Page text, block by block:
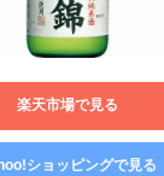
楽天市場で見る
ショッピングで見る